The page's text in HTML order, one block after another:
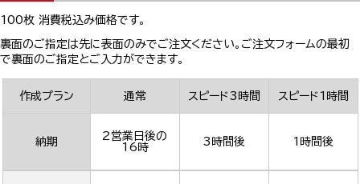
100枚 消費税込み価格です。
裏面のご指定は先に表面のみでご注文ください。ご注文フォームの最初
で裏面のご指定とご入力ができます。
作成プラン 通常 スピード3時間 スピード1時間
納期
2営業日後の
16時
3時間後 1時間後